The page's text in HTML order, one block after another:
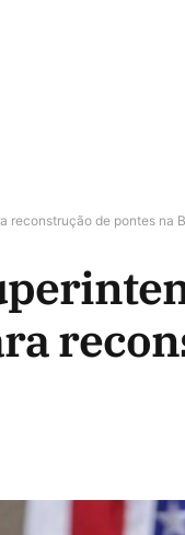
reconstrução de pontes na